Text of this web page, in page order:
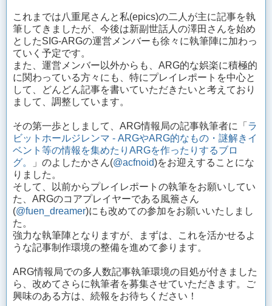
これまでは八重尾さんと私(epics)の二人が主に記事を執
筆してきましたが、今後は新副世話人の澤田さんを始め
としたSIG-ARGの運営メンバーも徐々に執筆陣に加わっ
ていく予定です。
また、運営メンバー以外からも、ARG的な娯楽に積極的
に関わっている方々にも、特にプレイレポートを中心と
して、どんどん記事を書いていただきたいと考えており
まして、調整しています。
その第一歩としまして、ARG情報局の記事執筆者に「 ラ
ビットホールジレンマ - ARGやARG的なもの・謎解きイ
ベント等の情報を集めたりARGを作ったりするブロ
グ。
」のよしたかさん(@acfnoid)をお迎えすることにな
りました。
そして、以前からプレイレポートの執筆をお願いしてい
た、ARGのコアプレイヤーである風簷さん
(@fuen_dreamer)にも改めての参加をお願いいたしまし
た。
強力な執筆陣となりますが、まずは、これを活かせるよ
うな記事制作環境の整備を進めて参ります。
ARG情報局での多人数記事執筆環境の目処が付きました
ら、改めてさらに執筆者を募集させていただきます。ご
興味のある方は、続報をお待ちください！